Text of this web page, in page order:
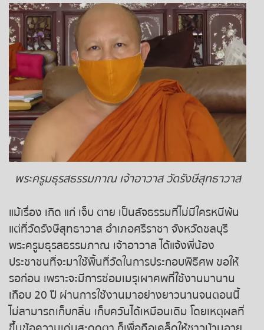
ถ่ายทอดสดหวยกัมพูชา GD
หวยหุ้นสด
หวยหุ้นไทย เย็น
หวยหุ้นเกาหลี
หวยหุ้นนิเคอิ เช้า
หวยหุ้นนิเคอิ บ่าย
หวยหุ้นฮั่งเส็ง เช้า
หวยหุ้นฮั่งเส็ง บ่าย
หวยหุ้นจีน เช้า
หวยหุ้นจีน บ่าย
พระครูมธุรสธรรมภาณ เจ้าอาวาส วัดรังษีสุทธาวาส
แม้เรื่อง เกิด แก่ เจ็บ ตาย เป็นสัจธรรมที่ไม่มีใครหนีพ้น
แต่ที่วัดรังษีสุทธาวาส อำเภอศรีราชา จังหวัดชลบุรี
พระครูมธุรสธรรมภาณ เจ้าอาวาส ได้แจ้งพี่น้อง
ประชาชนที่จะมาใช้พื้นที่วัดในการประกอบพิธีศพ ขอให้
รอก่อน เพราะจะมีการซ่อมเมรุเผาศพที่ใช้งานมานาน
เกือบ 20 ปี ผ่านการใช้งานมาอย่างยาวนานจนตอนนี้
ไม่สามารถเก็บกลิ่น เก็บควันได้เหมือนเดิม โดยเหตุผลที่